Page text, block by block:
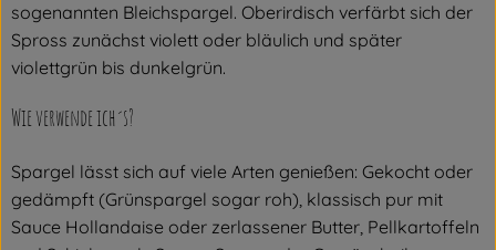
sogenannten Bleichspargel. Oberirdisch verfärbt sich der
Spross zunächst violett oder bläulich und später
violettgrün bis dunkelgrün.
Wie verwende ich´s?
Spargel lässt sich auf viele Arten genießen: Gekocht oder
gedämpft (Grünspargel sogar roh), klassisch pur mit
Sauce Hollandaise oder zerlassener Butter, Pellkartoffeln